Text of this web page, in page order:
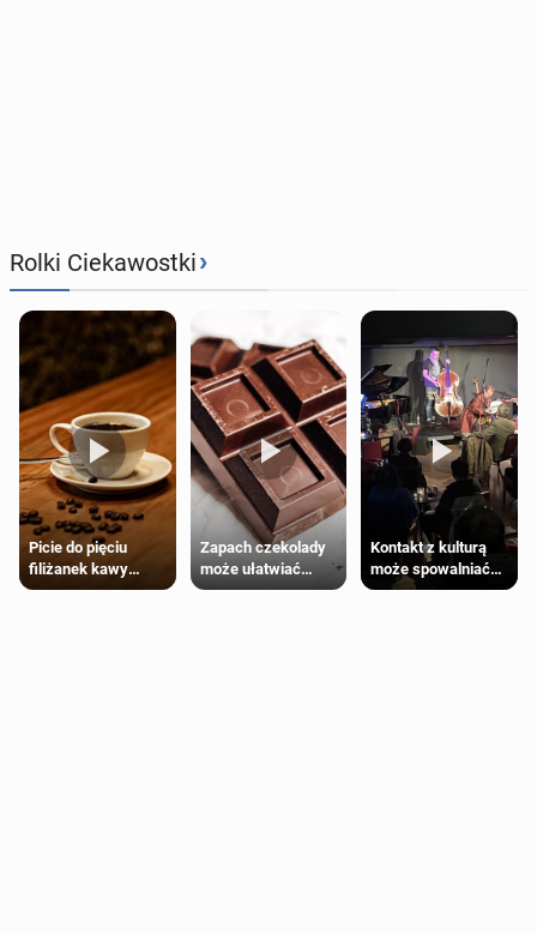
Rolki Ciekawostki›
Picie do pięciu
filiżanek kawy
dziennie jest
Zapach czekolady
może ułatwiać
trening siłowy
Kontakt z kulturą
może spowalniać
starzenie